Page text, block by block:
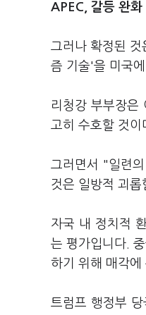
APEC, 갈등 완
그러나 확정된 것
즘 기술'을 미국
리청강 부부장은
고히 수호할 것이
그러면서 "일련
것은 일방적 괴
자국 내 정치적
는 평가입니다.
하기 위해 매각에
트럼프 행정부